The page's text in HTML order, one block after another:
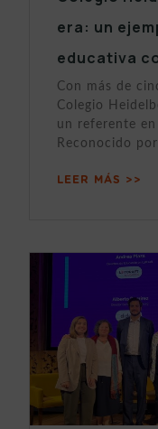
era: un
educativa
Con más de
Colegio
un referente
Reconocido
LEER MÁS >>